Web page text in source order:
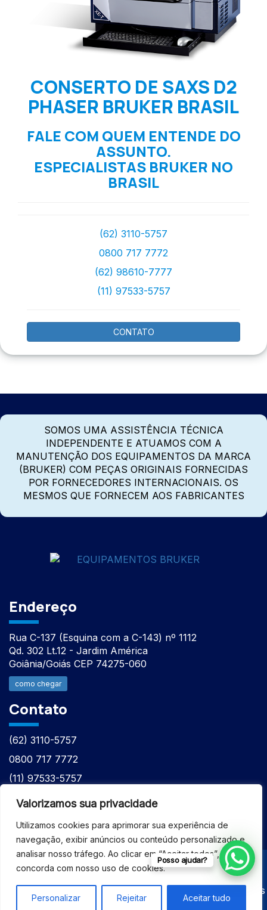
Valorizamos sua privacidade
Utilizamos cookies para aprimorar sua experiência de
navegação, exibir anúncios ou conteúdo personalizado e
analisar nosso tráfego. Ao clicar em “Aceitar todos”, você
concorda com nosso uso de cookies.
Personalizar Rejeitar Aceitar tudo
CONSERTO DE SAXS D2
PHASER BRUKER BRASIL
FALE COM QUEM ENTENDE DO
ASSUNTO.
ESPECIALISTAS BRUKER NO
BRASIL
(62) 3110-5757
0800 717 7772
(62) 98610-7777
(11) 97533-5757
CONTATO
SOMOS UMA ASSISTÊNCIA TÉCNICA
INDEPENDENTE E ATUAMOS COM A
MANUTENÇÃO DOS EQUIPAMENTOS DA MARCA
(BRUKER) COM PEÇAS ORIGINAIS FORNECIDAS
POR FORNECEDORES INTERNACIONAIS. OS
MESMOS QUE FORNECEM AOS FABRICANTES
Endereço
Rua C-137 (Esquina com a C-143) nº 1112
Qd. 302 Lt.12 - Jardim América
Goiânia/Goiás CEP 74275-060
como chegar
Contato
(62) 3110-5757
0800 717 7772
(11) 97533-5757
(62) 98610-7777
© 2026 - ASSISTÊNCIA TÉCNICA ESPECIALIZADA
EQUIPAMENTOS BRUKER - Todos os direitos reservados
Posso ajudar?